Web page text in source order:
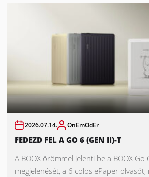
2026.07.14. OnEmOdEr
FEDEZD FEL A GO 6 (GEN II)-T
A BOOX örömmel jelenti be a BOOX Go
megjelenését, a 6 colos ePaper olvasót,